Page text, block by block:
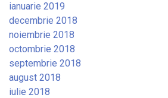
ianuarie 2019
decembrie 2018
noiembrie 2018
octombrie 2018
septembrie 2018
august 2018
iulie 2018